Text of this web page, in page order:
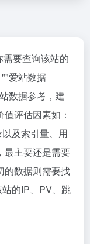
要查询该站的
""爱站数据
数据参考，建
评估因素如：
及索引量、用
最主要还是需要
的数据则需要找
的IP、PV、跳